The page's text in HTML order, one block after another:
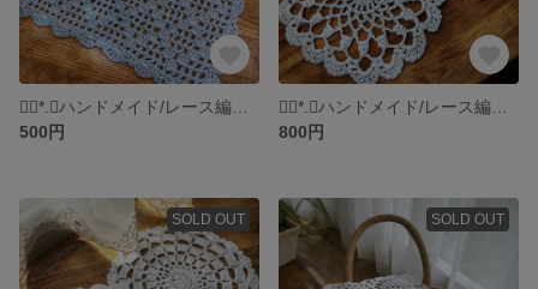
500円
800円
SOLD OUT SOLD OUT